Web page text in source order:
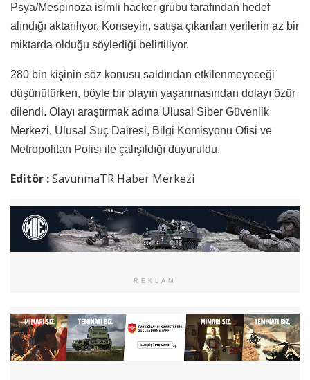
Psya/Mespinoza isimli hacker grubu tarafından hedef
alındığı aktarılıyor. Konseyin, satışa çıkarılan verilerin az bir
miktarda olduğu söylediği belirtiliyor.
280 bin kişinin söz konusu saldırıdan etkilenmeyeceği
düşünülürken, böyle bir olayın yaşanmasından dolayı özür
dilendi. Olayı araştırmak adına Ulusal Siber Güvenlik
Merkezi, Ulusal Suç Dairesi, Bilgi Komisyonu Ofisi ve
Metropolitan Polisi ile çalışıldığı duyuruldu.
Editör :SavunmaTR Haber Merkezi
REKLAM